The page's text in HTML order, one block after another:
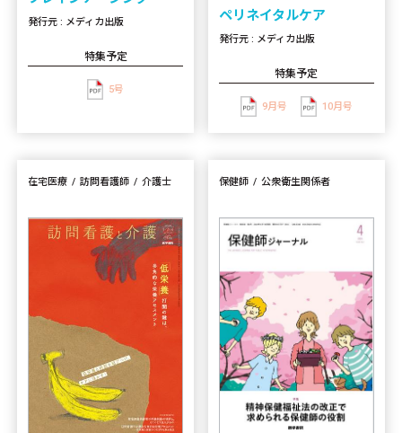
発行元 : メディカ出版
特集予定
5号
ペリネイタルケア
発行元 : メディカ出版
特集予定
9月号 10月号
在宅医療 訪問看護師 介護士 保健師 公衆衛生関係者